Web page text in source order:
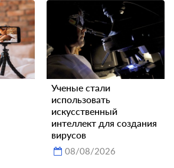
Ученые стали
использовать
искусственный
интеллект для создания
вирусов
08/08/2026